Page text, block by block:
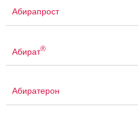
Абирапрост
Абират®
Абиратерон